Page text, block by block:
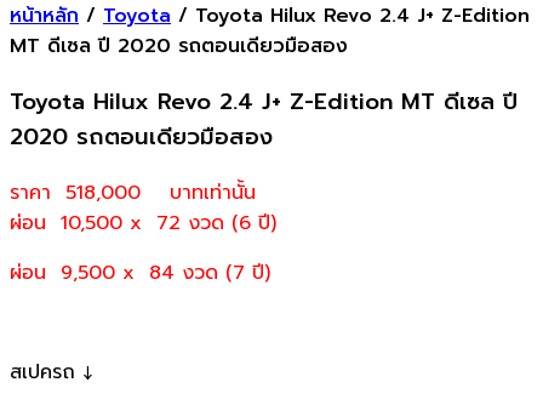
หน้าหลัก / Toyota / Toyota Hilux Revo 2.4 J+ Z-Edition
MT ดีเซล ปี 2020 รถตอนเดียวมือสอง
Toyota Hilux Revo 2.4 J+ Z-Edition MT ดีเซล ปี
2020 รถตอนเดียวมือสอง
ราคา 518,000
บาทเท่านั้น
ผ่อน 10,500 x 72 งวด (6 ปี)
ผ่อน 9,500 x 84 งวด (7 ปี)
สเปครถ ↓